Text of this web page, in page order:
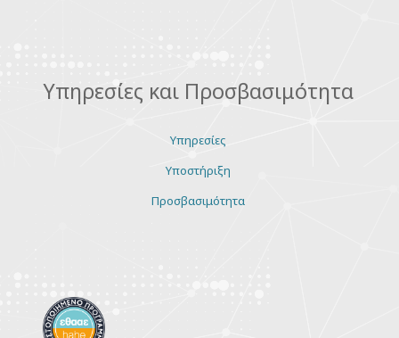
Υπηρεσίες και Προσβασιμότητα
Υπηρεσίες
Υποστήριξη
Προσβασιμότητα